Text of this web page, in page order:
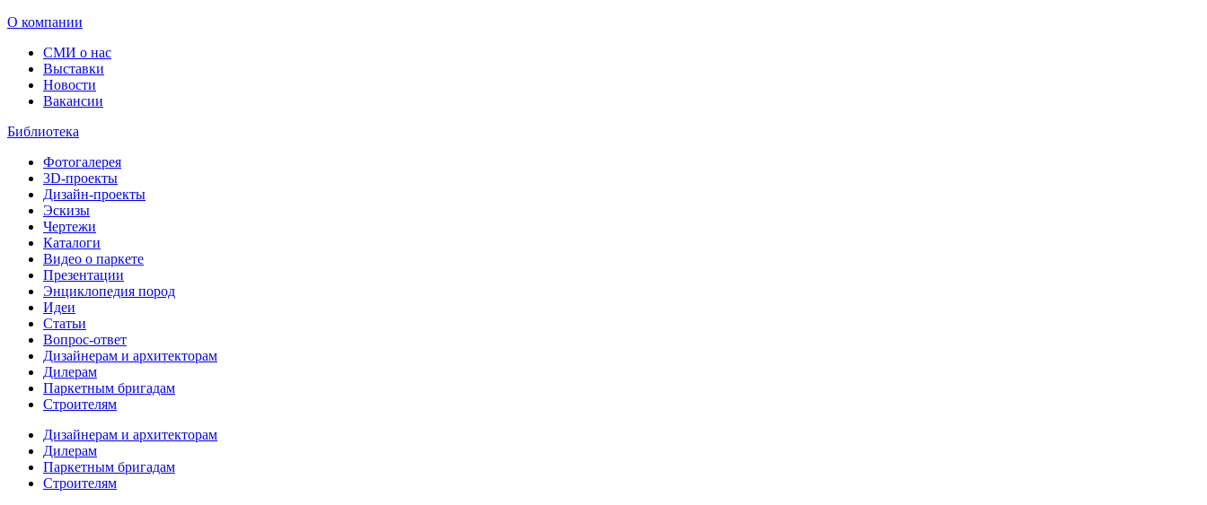
О компании
СМИ о нас
Выставки
Новости
Вакансии
Библиотека
Фотогалерея
3D-проекты
Дизайн-проекты
Эскизы
Чертежи
Каталоги
Видео о паркете
Презентации
Энциклопедия пород
Идеи
Статьи
Вопрос-ответ
Дизайнерам и архитекторам
Дилерам
Паркетным бригадам
Строителям
Дизайнерам и архитекторам
Дилерам
Паркетным бригадам
Строителям